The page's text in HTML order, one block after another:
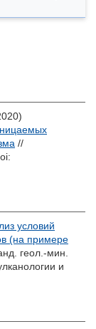
//
условий
(на примере
геол.-мин.
и